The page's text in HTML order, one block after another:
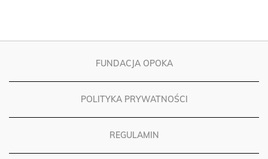
FUNDACJA OPOKA
POLITYKA PRYWATNOŚCI
REGULAMIN